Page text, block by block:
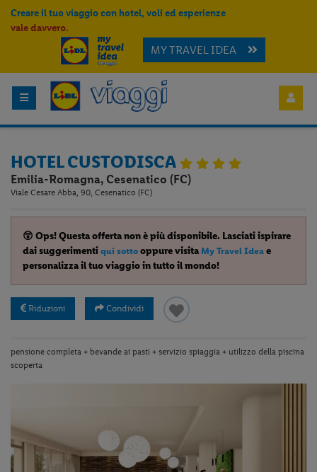
Creare il tuo viaggio con hotel, voli ed esperienze
vale davvero.
MY TRAVEL IDEA
HOTEL CUSTODISCA
Emilia-Romagna, Cesenatico (FC)
Viale Cesare Abba, 90, Cesenatico (FC)
😲 Ops! Questa offerta non è più disponibile. Lasciati ispirare
dai suggerimentiqui sotto oppure visita My Travel Idea e
personalizza il tuo viaggio in tutto il mondo!
Riduzioni Condividi
pensione completa + bevande ai pasti + servizio spiaggia + utilizzo della piscina
scoperta